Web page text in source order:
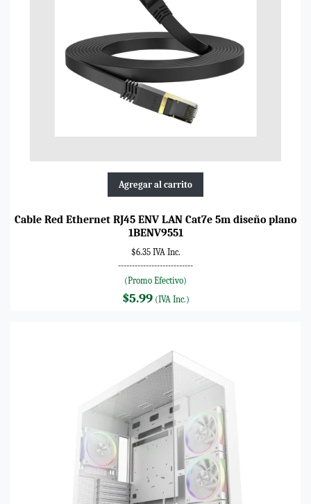
Agregar al carrito
Cable Red Ethernet RJ45 ENV LAN Cat7e 5m diseño plano
1BENV9551
$6.35 IVA Inc.
---------------------------
(Promo Efectivo)
$5.99(IVA Inc.)